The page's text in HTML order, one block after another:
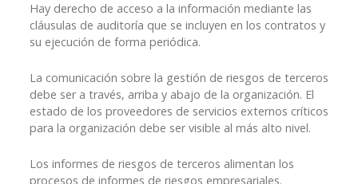
Hay derecho de acceso a la información mediante las
cláusulas de auditoría que se incluyen en los contratos y
su ejecución de forma periódica.
La comunicación sobre la gestión de riesgos de terceros
debe ser a través, arriba y abajo de la organización. El
estado de los proveedores de servicios externos críticos
para la organización debe ser visible al más alto nivel.
Los informes de riesgos de terceros alimentan los
procesos de informes de riesgos empresariales.